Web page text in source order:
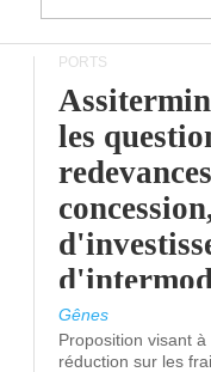
PORTS
les
l'attention
politiciens.
Gênes
Proposition visant
réduction sur les